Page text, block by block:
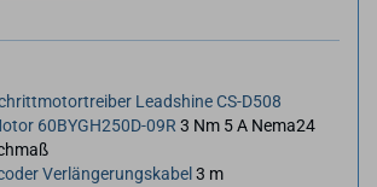
Leadshine CS-D508
60BYGH250D-09R 3 Nm 5 A Nema24
Verlängerungskabel 3 m